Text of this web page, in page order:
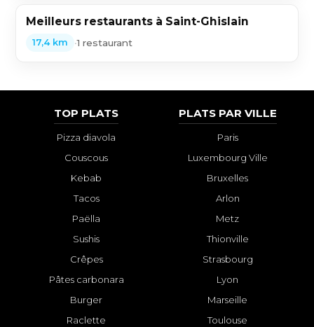
Meilleurs restaurants à Saint-Ghislain
17,4 km •1 restaurant
TOP PLATS
Pizza diavola
Couscous
Kebab
Tacos
Paëlla
Sushis
Crêpes
Pâtes carbonara
Burger
Raclette
PLATS PAR VILLE
Paris
Luxembourg Ville
Bruxelles
Arlon
Metz
Thionville
Strasbourg
Lyon
Marseille
Toulouse